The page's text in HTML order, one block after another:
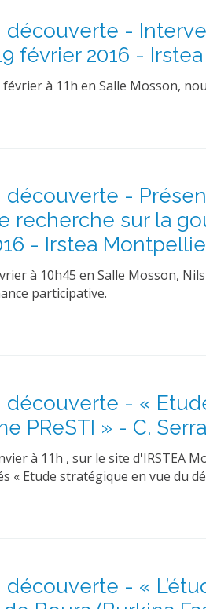
-
février 2016 -
février à 11h en Salle Mosson,
découverte -
recherche sur la
- Irstea
à 10h45 en Salle Mosson,
participative.
découverte - «
PReSTI » - C.
à 11h , sur le site d'IRSTEA
« Etude stratégique en vue du
- «